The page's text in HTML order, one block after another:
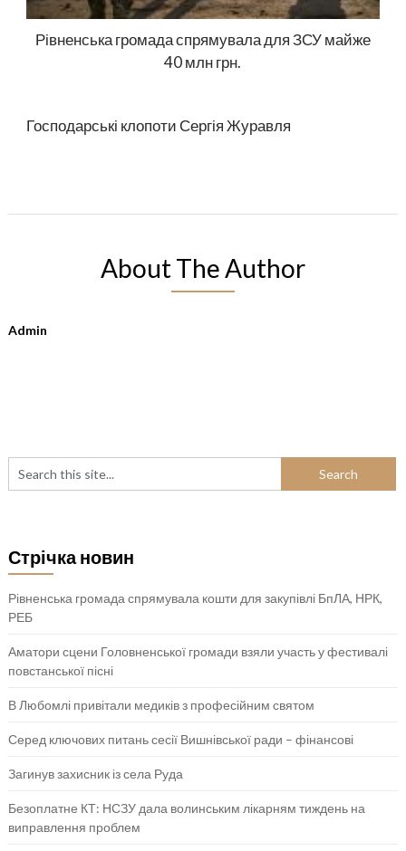
Рівненська громада спрямувала для ЗСУ майже
40 млн грн.
Господарські клопоти Сергія Журавля
About The Author
Admin
Стрічка новин
Рівненська громада спрямувала кошти для закупівлі БпЛА, НРК,
РЕБ
Аматори сцени Головненської громади взяли участь у фестивалі
повстанської пісні
В Любомлі привітали медиків з професійним святом
Серед ключових питань сесії Вишнівської ради – фінансові
Загинув захисник із села Руда
Безоплатне КТ: НСЗУ дала волинським лікарням тиждень на
виправлення проблем